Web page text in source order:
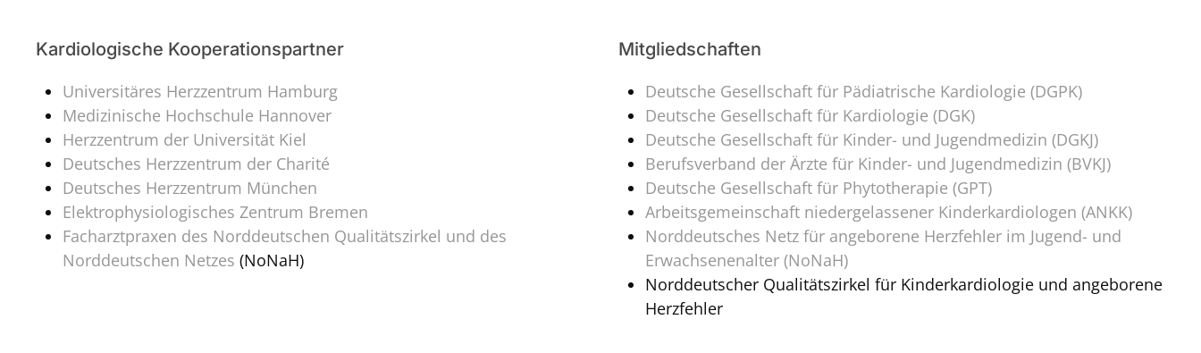
Kardiologische Kooperationspartner
Universitäres Herzzentrum Hamburg
Medizinische Hochschule Hannover
Herzzentrum der Universität Kiel
Deutsches Herzzentrum der Charité
Deutsches Herzzentrum München
Elektrophysiologisches Zentrum Bremen
Facharztpraxen des Norddeutschen Qualitätszirkel und des
Norddeutschen Netzes (NoNaH)
Mitgliedschaften
Deutsche Gesellschaft für Pädiatrische Kardiologie (DGPK)
Deutsche Gesellschaft für Kardiologie (DGK)
Deutsche Gesellschaft für Kinder- und Jugendmedizin (DGKJ)
Berufsverband der Ärzte für Kinder- und Jugendmedizin (BVKJ)
Deutsche Gesellschaft für Phytotherapie (GPT)
Arbeitsgemeinschaft niedergelassener Kinderkardiologen (ANKK)
Norddeutsches Netz für angeborene Herzfehler im Jugend- und
Erwachsenenalter (NoNaH)
Norddeutscher Qualitätszirkel für Kinderkardiologie und angeborene
Herzfehler